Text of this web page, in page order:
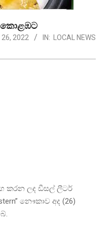
කොළඹට
26, 2022 IN:
LOCAL NEWS
කරන ලද ඩීසල් ලීටර්
නෞකාව අද (26)